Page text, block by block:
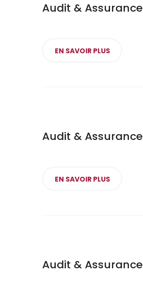
Audit & Assurance
EN SAVOIR PLUS
Audit & Assurance
EN SAVOIR PLUS
Audit & Assurance